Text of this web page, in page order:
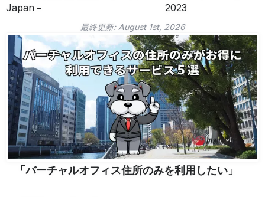
Japan
2023
最終更新: August 1st, 2026
「バーチャルオフィス住所のみを利用したい」